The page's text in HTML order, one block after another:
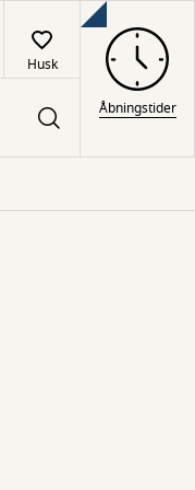
Husk
Åbningstider